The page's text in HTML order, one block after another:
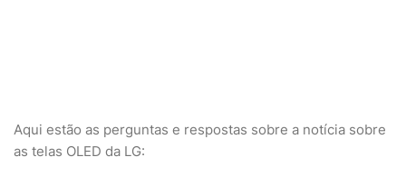
Aqui estão as perguntas e respostas sobre a notícia sobre
as telas OLED da LG: